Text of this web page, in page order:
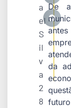
a
el
S
il
v
a
2
8
De
da